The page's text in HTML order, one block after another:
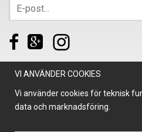
VI ANVÄNDER COOKIES
Vi använder cookies för teknisk
data och marknadsföring.